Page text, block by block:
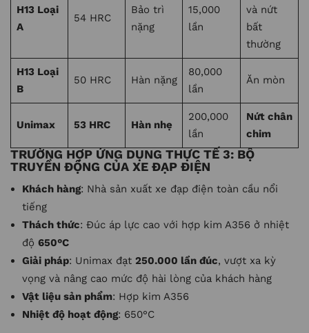
H13 Loại
A
54 HRC
Bảo trì
nặng
15,000
lần
và nứt
bất
thường
H13 Loại
B
50 HRC Hàn nặng
80,000
lần
Ăn mòn
Unimax 53 HRC Hàn nhẹ
200,000
lần
Nứt chân
chim
TRƯỜNG HỢP ỨNG DỤNG THỰC TẾ 3: BỘ
TRUYỀN ĐỘNG CỦA XE ĐẠP ĐIỆN
Khách hàng: Nhà sản xuất xe đạp điện toàn cầu nổi
tiếng
Thách thức: Đúc áp lực cao với hợp kim A356 ở nhiệt
độ 650°C
Giải pháp: Unimax đạt 250.000 lần đúc, vượt xa kỳ
vọng và nâng cao mức độ hài lòng của khách hàng
Vật liệu sản phẩm: Hợp kim A356
Nhiệt độ hoạt động: 650°C